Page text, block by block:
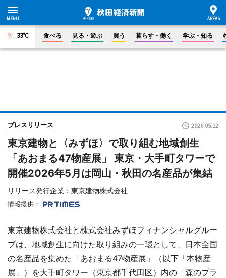
33°C 食べる 見る・遊ぶ 買う 暮らす・働く 学ぶ・知る
プレスリリース 2026.05.12
東京建物と〈みずほ〉で取り組む地域創生
「あおまる47物産展」 東京・大手町タワーで
開催2026年5月は岡山・秋田の名産品が集結
リリース発行企業：東京建物株式会社
情報提供：
東京建物株式会社と株式会社みずほフィナンシャルグルー
プは、地域創生に向けた取り組みの一環として、日本全国
の名産品を集めた「あおまる47物産展」（以下「本物産
展」）を大手町タワー（東京都千代田区）内の「森のプラ